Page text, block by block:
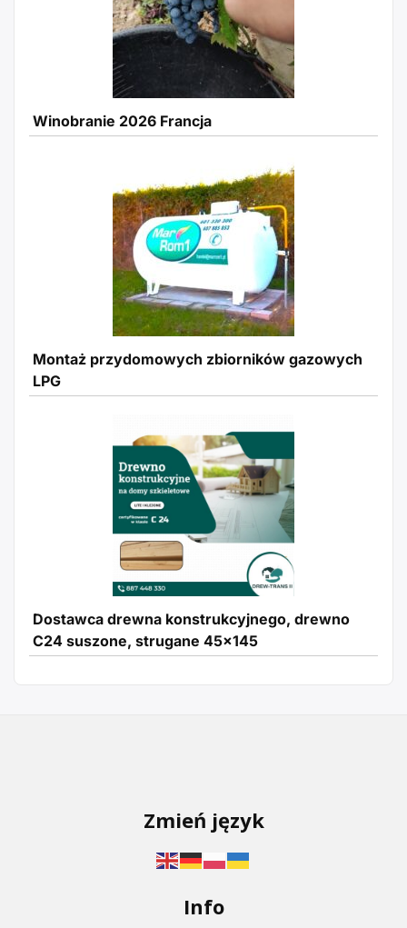
Winobranie 2026 Francja
Montaż przydomowych zbiorników gazowych
LPG
Dostawca drewna konstrukcyjnego, drewno
C24 suszone, strugane 45x145
Zmień język
Info